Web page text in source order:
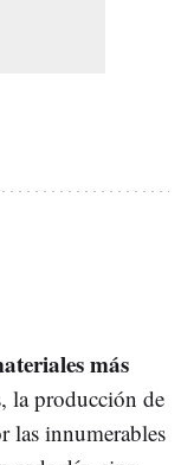
más
la producción de
las innumerables